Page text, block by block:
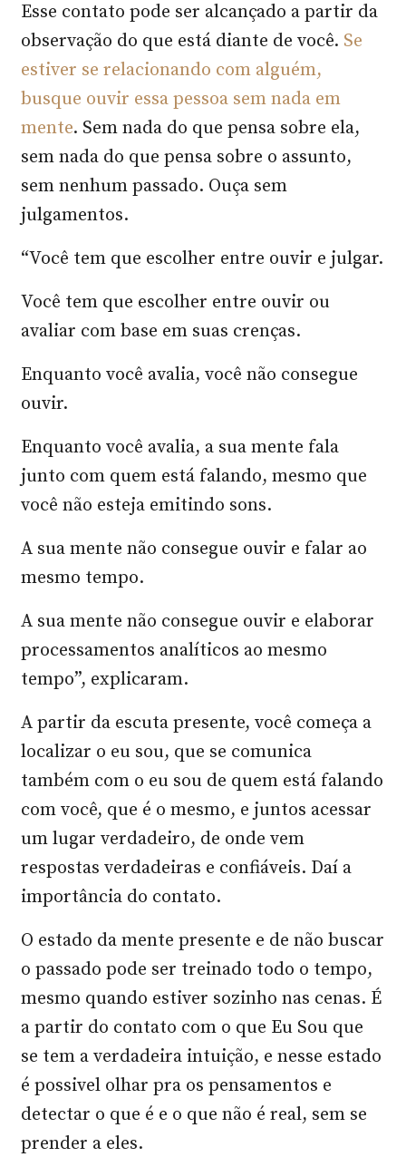
Esse contato pode ser alcançado a partir da
observação do que está diante de você. Se
estiver se relacionando com alguém,
busque ouvir essa pessoa sem nada em
mente. Sem nada do que pensa sobre ela,
sem nada do que pensa sobre o assunto,
sem nenhum passado. Ouça sem
julgamentos.
“Você tem que escolher entre ouvir e julgar.
Você tem que escolher entre ouvir ou
avaliar com base em suas crenças.
Enquanto você avalia, você não consegue
ouvir.
Enquanto você avalia, a sua mente fala
junto com quem está falando, mesmo que
você não esteja emitindo sons.
A sua mente não consegue ouvir e falar ao
mesmo tempo.
A sua mente não consegue ouvir e elaborar
processamentos analíticos ao mesmo
tempo”, explicaram.
A partir da escuta presente, você começa a
localizar o eu sou, que se comunica
também com o eu sou de quem está falando
com você, que é o mesmo, e juntos acessar
um lugar verdadeiro, de onde vem
respostas verdadeiras e confiáveis. Daí a
importância do contato.
O estado da mente presente e de não buscar
o passado pode ser treinado todo o tempo,
mesmo quando estiver sozinho nas cenas. É
a partir do contato com o que Eu Sou que
se tem a verdadeira intuição, e nesse estado
é possivel olhar pra os pensamentos e
detectar o que é e o que não é real, sem se
prender a eles.